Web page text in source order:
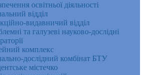
освітньої діяльності
відділ
видавничий відділ
та галузеві науково-дослідні
комплекс
дослідний комбінат БТУ
містечко